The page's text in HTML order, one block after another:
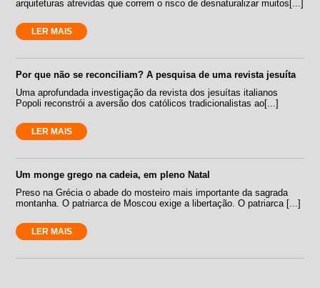
arquiteturas atrevidas que correm o risco de desnaturalizar muitos[...]
LER MAIS
Por que não se reconciliam? A pesquisa de uma revista jesuíta
Uma aprofundada investigação da revista dos jesuítas italianos
Popoli reconstrói a aversão dos católicos tradicionalistas ao[...]
LER MAIS
Um monge grego na cadeia, em pleno Natal
Preso na Grécia o abade do mosteiro mais importante da sagrada
montanha. O patriarca de Moscou exige a libertação. O patriarca [...]
LER MAIS